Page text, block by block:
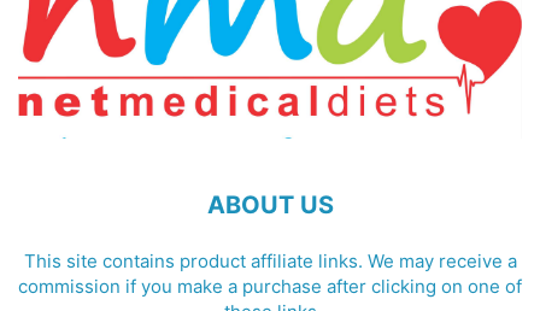
ABOUT US
This site contains product affiliate links. We may receive a
commission if you make a purchase after clicking on one of